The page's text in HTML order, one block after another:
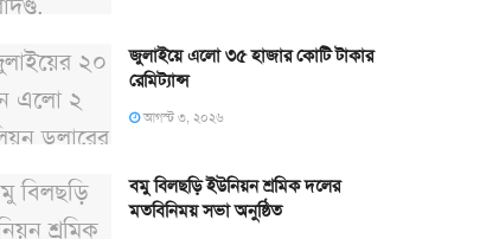
জুলাইয়ে এলো ৩৫ হাজার কোটি টাকার
রেমিট্যান্স
আগস্ট ৩, ২০২৬
বমু বিলছড়ি ইউনিয়ন শ্রমিক দলের
মতবিনিময় সভা অনুষ্ঠিত